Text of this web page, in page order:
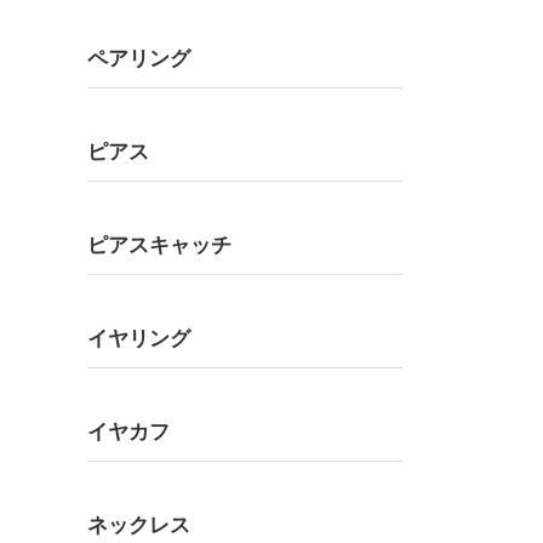
ペアリング
ピアス
ピアスキャッチ
イヤリング
イヤカフ
ネックレス